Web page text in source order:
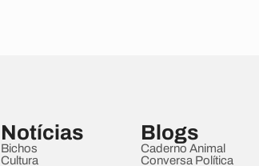
Notícias
Bichos
Cultura
Blogs
Caderno Animal
Conversa Política